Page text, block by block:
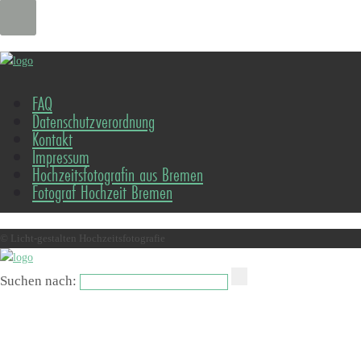
FAQ
Datenschutzverordnung
Kontakt
Impressum
Hochzeitsfotografin aus Bremen
Fotograf Hochzeit Bremen
© Licht-gestalten Hochzeitsfotografie
Suchen nach: